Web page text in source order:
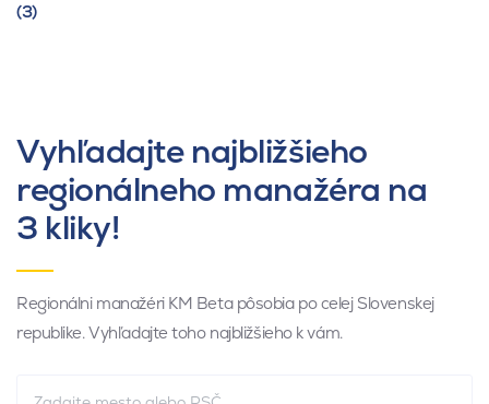
(3)
Vyhľadajte najbližšieho
regionálneho manažéra na
3 kliky!
Regionálni manažéri KM Beta pôsobia po celej Slovenskej
republike. Vyhľadajte toho najbližšieho k vám.